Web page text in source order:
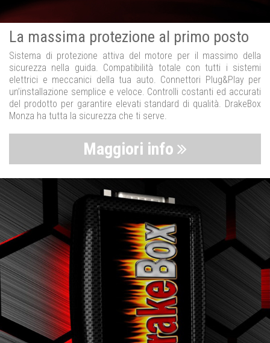
La massima protezione al primo posto
Sistema di protezione attiva del motore per il massimo della
sicurezza nella guida. Compatibilità totale con tutti i sistemi
elettrici e meccanici della tua auto. Connettori Plug&Play per
un’installazione semplice e veloce. Controlli costanti ed accurati
del prodotto per garantire elevati standard di qualità. DrakeBox
Monza ha tutta la sicurezza che ti serve.
Maggiori info